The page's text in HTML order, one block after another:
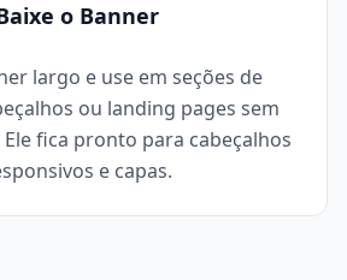
o Banner
largo e use em seções de
ou landing pages sem
fica pronto para cabeçalhos
e capas.